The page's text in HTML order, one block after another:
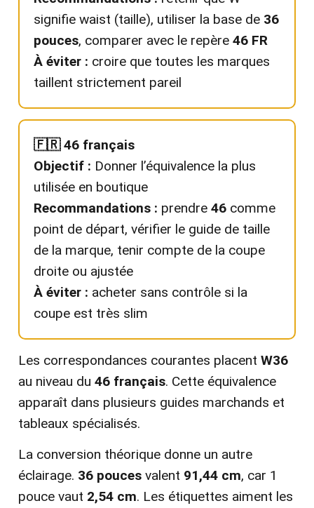
signifie waist (taille), utiliser la base de 36
pouces, comparer avec le repère 46 FR
À éviter : croire que toutes les marques
taillent strictement pareil
🇫🇷 46 français
Objectif : Donner l’équivalence la plus
utilisée en boutique
Recommandations : prendre 46 comme
point de départ, vérifier le guide de taille
de la marque, tenir compte de la coupe
droite ou ajustée
À éviter : acheter sans contrôle si la
coupe est très slim
Les correspondances courantes placent W36
au niveau du 46 français. Cette équivalence
apparaît dans plusieurs guides marchands et
tableaux spécialisés.
La conversion théorique donne un autre
éclairage. 36 pouces valent 91,44 cm, car 1
pouce vaut 2,54 cm. Les étiquettes aiment les